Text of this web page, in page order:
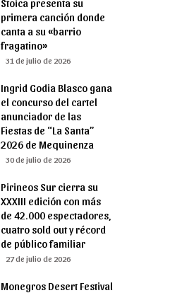
Stoica presenta su
primera canción donde
canta a su «barrio
fragatino»
31 de julio de 2026
Ingrid Godia Blasco gana
el concurso del cartel
anunciador de las
Fiestas de “La Santa”
2026 de Mequinenza
30 de julio de 2026
Pirineos Sur cierra su
XXXIII edición con más
de 42.000 espectadores,
cuatro sold out y récord
de público familiar
27 de julio de 2026
Monegros Desert Festival